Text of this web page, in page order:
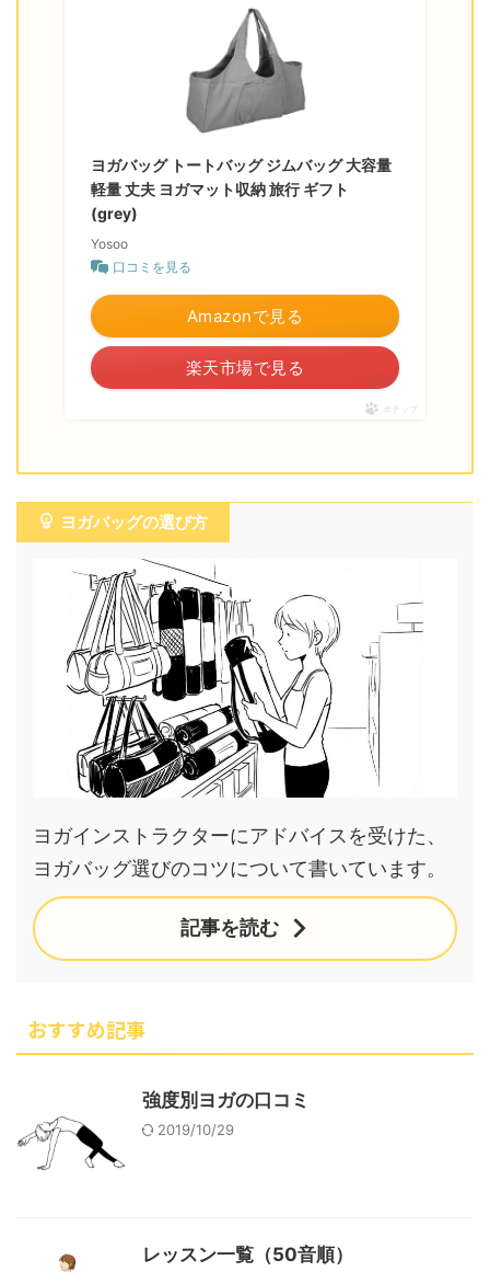
ヨガバッグ トートバッグ ジムバッグ 大容量
軽量 丈夫 ヨガマット収納 旅行 ギフト
(grey)
Yosoo
口コミを見る
Amazonで見る
楽天市場で見る
ポチップ
ヨガバッグの選び方
ヨガインストラクターにアドバイスを受けた、
ヨガバッグ選びのコツについて書いています。
記事を読む
おすすめ記事
強度別ヨガの口コミ
2019/10/29
レッスン一覧（50音順）